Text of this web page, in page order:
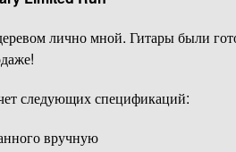
лично мной. Гитары были
следующих спецификаций:
вручную